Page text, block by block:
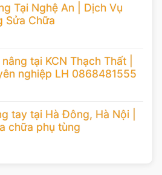
Tại Nghệ An | Dịch Vụ
Sửa Chữa
tại KCN Thạch Thất |
nghiệp LH 0868481555
tay tại Hà Đông, Hà Nội |
chữa phụ tùng